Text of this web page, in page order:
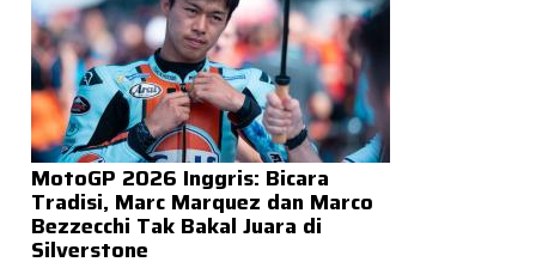
MotoGP 2026 Inggris: Bicara
Tradisi, Marc Marquez dan Marco
Bezzecchi Tak Bakal Juara di
Silverstone